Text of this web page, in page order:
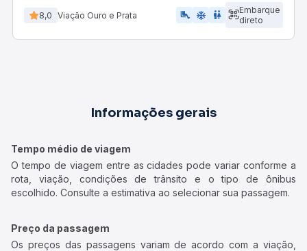
8,0 Viação Ouro e Prata airline_seat_legroom_extra ac_unit WC
Embarque
direto
Informações gerais
Tempo médio de viagem
O tempo de viagem entre as cidades pode variar conforme a
rota, viação, condições de trânsito e o tipo de ônibus
escolhido. Consulte a estimativa ao selecionar sua passagem.
Preço da passagem
Os preços das passagens variam de acordo com a viação,